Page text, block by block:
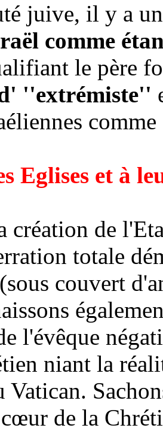
juive, il y a
comme
le père
''extrémiste''
Eglises et à
création de
totale
couvert
l'évêque
niant la
Vatican.
de la